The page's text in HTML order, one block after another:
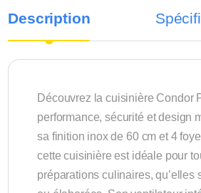
Description
Découvrez la cuisinière Condor
performance, sécurité et design
sa finition inox de 60 cm et 4
cette cuisinière est idéale pour
préparations culinaires, qu’elles